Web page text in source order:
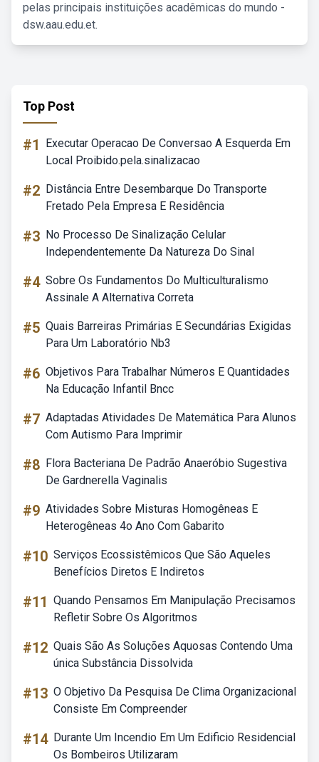
pelas principais instituições acadêmicas do mundo -
dsw.aau.edu.et.
Top Post
#1
Executar Operacao De Conversao A Esquerda Em
Local Proibido.pela.sinalizacao
#2 Distância Entre Desembarque Do Transporte
Fretado Pela Empresa E Residência
#3 No Processo De Sinalização Celular
Independentemente Da Natureza Do Sinal
#4 Sobre Os Fundamentos Do Multiculturalismo
Assinale A Alternativa Correta
#5 Quais Barreiras Primárias E Secundárias Exigidas
Para Um Laboratório Nb3
#6 Objetivos Para Trabalhar Números E Quantidades
Na Educação Infantil Bncc
#7 Adaptadas Atividades De Matemática Para Alunos
Com Autismo Para Imprimir
#8 Flora Bacteriana De Padrão Anaeróbio Sugestiva
De Gardnerella Vaginalis
#9 Atividades Sobre Misturas Homogêneas E
Heterogêneas 4o Ano Com Gabarito
#10 Serviços Ecossistêmicos Que São Aqueles
Benefícios Diretos E Indiretos
#11 Quando Pensamos Em Manipulação Precisamos
Refletir Sobre Os Algoritmos
#12 Quais São As Soluções Aquosas Contendo Uma
única Substância Dissolvida
#13 O Objetivo Da Pesquisa De Clima Organizacional
Consiste Em Compreender
#14 Durante Um Incendio Em Um Edificio Residencial
Os Bombeiros Utilizaram